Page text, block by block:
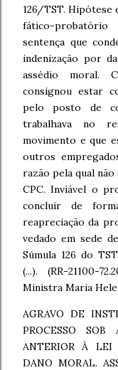
126/TST. Hipótese
fático-probatório
sentença que
indenização por
assédio moral.
consignou estar
pelo posto de
trabalhava no
movimento e que
outros
razão pela qual não
CPC. Inviável o
concluir de
reapreciação da
vedado em sede
Súmula 126 do
(...). (RR-21100-
Ministra Maria
AGRAVO DE
PROCESSO
ANTERIOR À LEI
DANO MORAL.